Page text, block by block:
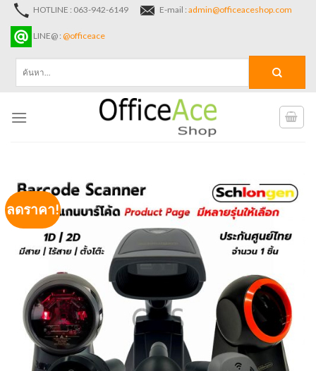
Skip
content
HOTLINE : 063-942-6149 E-mail : admin@officeaceshop.com
LINE@ : @officeace
ลดราคา!